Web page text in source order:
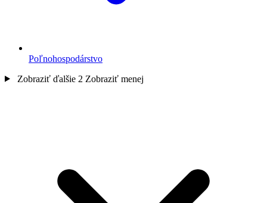
Poľnohospodárstvo
Zobraziť ďalšie 2 Zobraziť menej